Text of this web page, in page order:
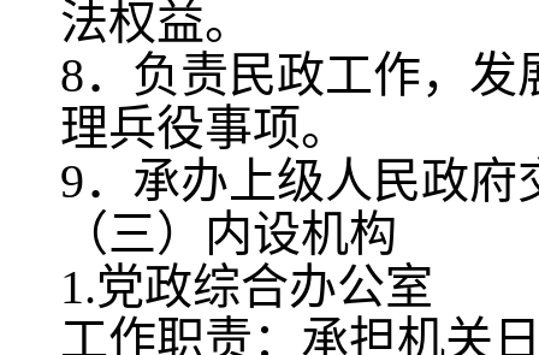
法权益。
8．负责民政工作，
理兵役事项。
9．承办上级人民政府
（三）内设机构
1.党政综合办公室
工作职责： 承担机关